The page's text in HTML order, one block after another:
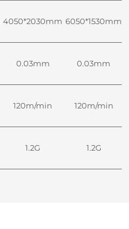
4050*2030mm 6050*1530mm
0.03mm 0.03mm
120m/min 120m/min
1.2G 1.2G